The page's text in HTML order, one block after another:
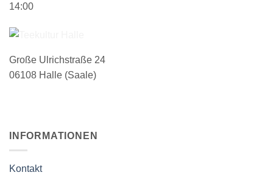
werden
14:00
Große Ulrichstraße 24
06108 Halle (Saale)
INFORMATIONEN
Kontakt